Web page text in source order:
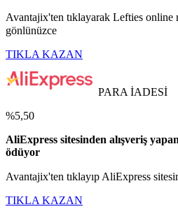
Avantajix'ten tıklayarak Lefties online
gönlünüzce
TIKLA KAZAN
PARA İADESİ
%5,50
AliExpress sitesinden alışveriş
ödüyor
Avantajix'ten tıklayıp AliExpress
TIKLA KAZAN